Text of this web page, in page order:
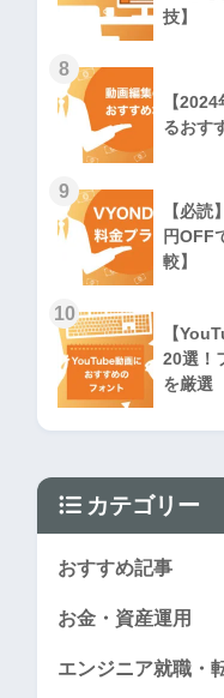
技】
8
【
るおす
9
【必
円OFF
較】
10
【
20選！
を厳選
カテゴリー
おすすめ記事
お金・資産運用
エンジニア就職・